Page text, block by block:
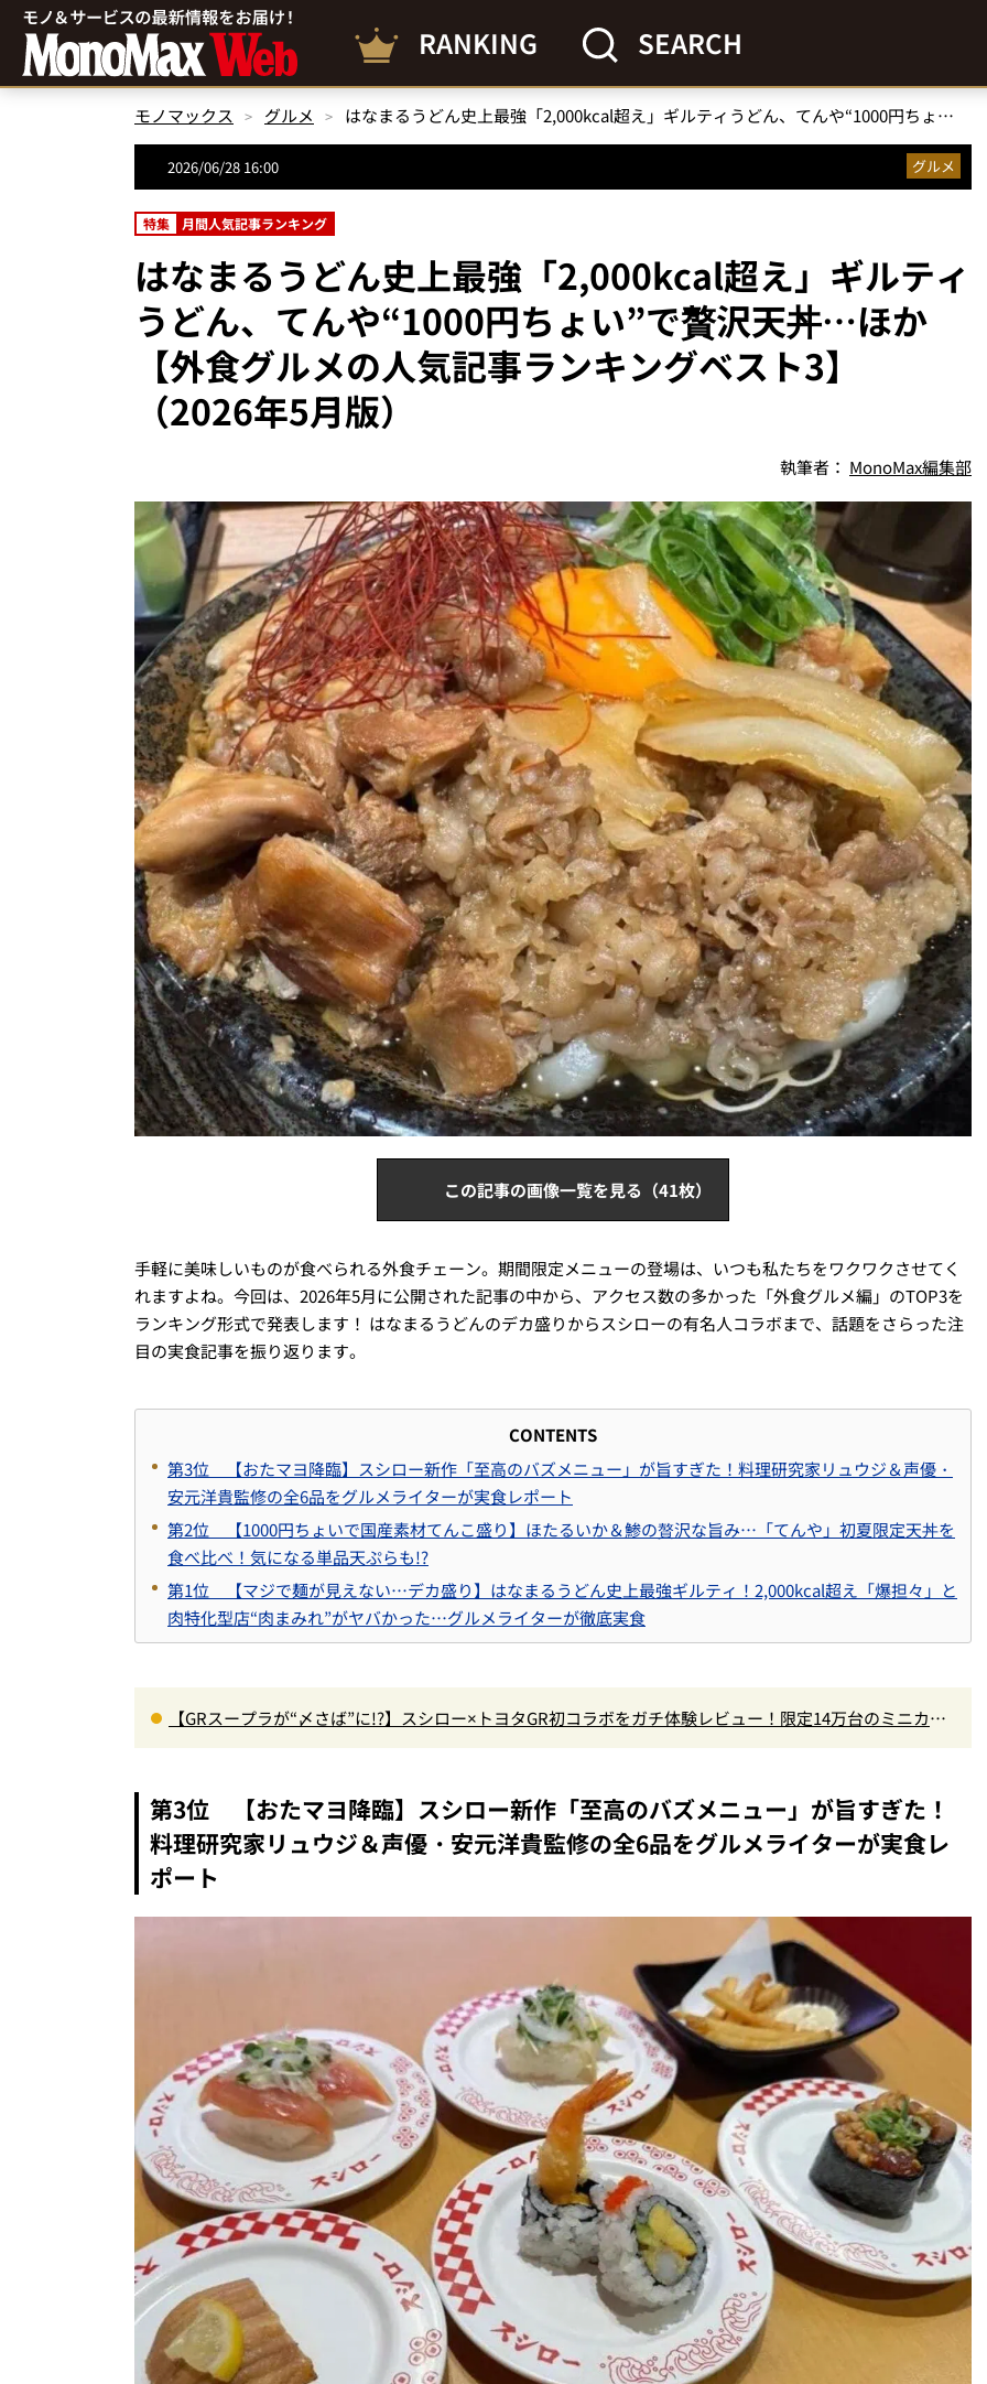
RANKING SEARCH
モノマックス グルメ はなまるうどん史上最強「2,000kcal超え」ギルティうどん、てんや“1000円ちょい”で贅沢天丼…ほか【外食グルメの人気記事ランキングベスト3】（2026年5月版）
2026/06/28 16:00 グルメ
特集 月間人気記事ランキング
はなまるうどん史上最強「2,000kcal超え」ギルティ
うどん、てんや“1000円ちょい”で贅沢天丼…ほか
【外食グルメの人気記事ランキングベスト3】
（2026年5月版）
執筆者： MonoMax編集部
この記事の画像一覧を見る（41枚）
手軽に美味しいものが食べられる外食チェーン。期間限定メニューの登場は、いつも私たちをワクワクさせてく
れますよね。今回は、2026年5月に公開された記事の中から、アクセス数の多かった「外食グルメ編」のTOP3を
ランキング形式で発表します！ はなまるうどんのデカ盛りからスシローの有名人コラボまで、話題をさらった注
目の実食記事を振り返ります。
CONTENTS
第3位 【おたマヨ降臨】スシロー新作「至高のバズメニュー」が旨すぎた！料理研究家リュウジ＆声優・
安元洋貴監修の全6品をグルメライターが実食レポート
第2位 【1000円ちょいで国産素材てんこ盛り】ほたるいか＆鯵の贅沢な旨み…「てんや」初夏限定天丼を
食べ比べ！気になる単品天ぷらも!?
第1位 【マジで麺が見えない…デカ盛り】はなまるうどん史上最強ギルティ！2,000kcal超え「爆担々」と
肉特化型店“肉まみれ”がヤバかった…グルメライターが徹底実食
【GRスープラが“〆さば”に!?】スシロー×トヨタGR初コラボをガチ体験レビュー！限定14万台のミニカー
第3位 【おたマヨ降臨】スシロー新作「至高のバズメニュー」が旨すぎた！
料理研究家リュウジ＆声優・安元洋貴監修の全6品をグルメライターが実食レ
ポート